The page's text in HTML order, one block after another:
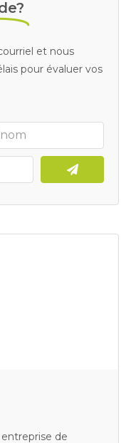
et nous
pour évaluer vos
de